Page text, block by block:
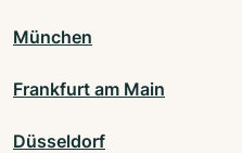
München
Frankfurt am Main
Düsseldorf